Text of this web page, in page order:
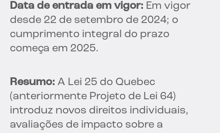
Data de entrada em vigor: Em vigor
desde 22 de setembro de 2024; o
cumprimento integral do prazo
começa em 2025.
Resumo: A Lei 25 do Quebec
(anteriormente Projeto de Lei 64)
introduz novos direitos individuais,
avaliações de impacto sobre a